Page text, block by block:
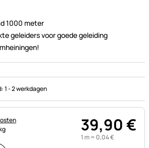
1000 meter
geleiders voor goede geleiding
1 - 2 werkdagen
39,90€
1 m = 0,04€